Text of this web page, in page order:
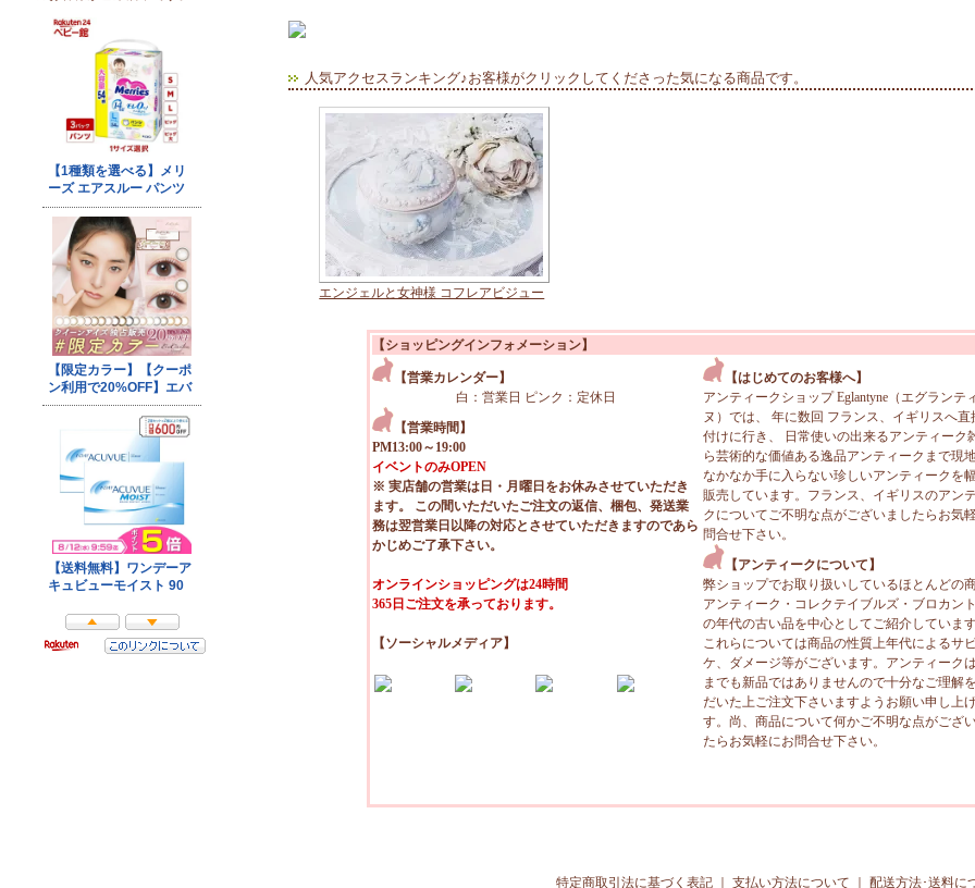
人気アクセスランキング♪お客様がクリックしてくださった気になる商品です。
エンジェルと女神様 コフレアビジュー
【ショッピングインフォメーション】
【営業カレンダー】
白：営業日 ピンク：定休日
【営業時間】
PM13:00～19:00
イベントのみOPEN
※ 実店舗の営業は日・月曜日をお休みさせていただき
ます。 この間いただいたご注文の返信、梱包、発送業
務は翌営業日以降の対応とさせていただきますのであら
かじめご了承下さい。
オンラインショッピングは24時間
365日ご注文を承っております。
【ソーシャルメディア】
【はじめてのお客様へ】
アンティークショップ Eglantyne（エグランテ
ヌ）では、 年に数回 フランス、イギリスへ直
付けに行き、 日常使いの出来るアンティーク
ら芸術的な価値ある逸品アンティークまで現
なかなか手に入らない珍しいアンティークを
販売しています。フランス、イギリスのアン
クについてご不明な点がございましたらお気
問合せ下さい。
【アンティークについて】
弊ショップでお取り扱いしているほとんどの
アンティーク・コレクテイブルズ・ブロカン
の年代の古い品を中心としてご紹介しています
これらについては商品の性質上年代によるサ
ケ、ダメージ等がございます。アンティーク
までも新品ではありませんので十分なご理解
だいた上ご注文下さいますようお願い申し上
す。尚、商品について何かご不明な点がござ
たらお気軽にお問合せ下さい。
特定商取引法に基づく表記 支払い方法について 配送方法･送料に